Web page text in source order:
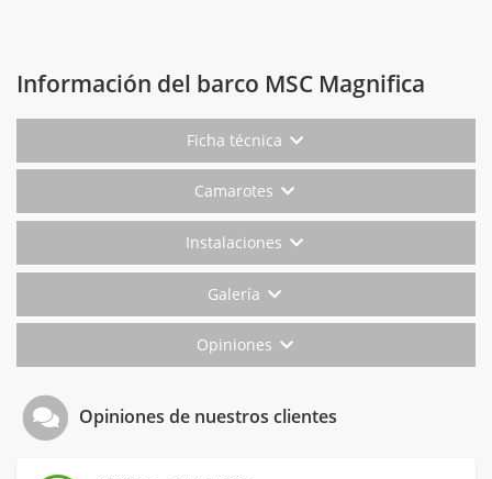
Información del barco MSC Magnifica
Ficha técnica
Camarotes
Instalaciones
Galería
Opiniones
Opiniones de nuestros clientes